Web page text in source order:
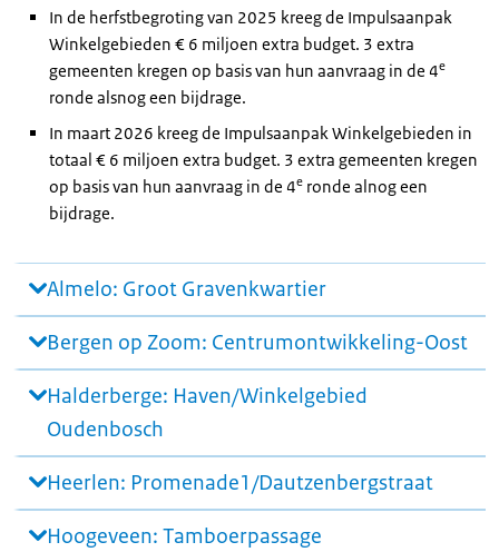
In de herfstbegroting van 2025 kreeg de Impulsaanpak
Winkelgebieden € 6 miljoen extra budget. 3 extra
gemeenten kregen op basis van hun aanvraag in de 4e
ronde alsnog een bijdrage.
In maart 2026 kreeg de Impulsaanpak Winkelgebieden in
totaal € 6 miljoen extra budget. 3 extra gemeenten kregen
op basis van hun aanvraag in de 4e ronde alnog een
bijdrage.
Almelo: Groot Gravenkwartier
Bergen op Zoom: Centrumontwikkeling-Oost
Halderberge: Haven/Winkelgebied
Oudenbosch
Heerlen: Promenade1/Dautzenbergstraat
Hoogeveen: Tamboerpassage